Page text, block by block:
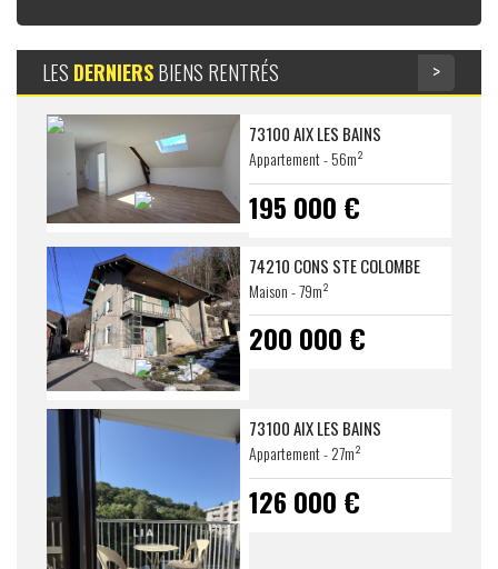
LES DERNIERSBIENS RENTRÉS >
73100 AIX LES BAINS
Appartement - 56m²
195 000 €
74210 CONS STE COLOMBE
Maison - 79m²
200 000 €
73100 AIX LES BAINS
Appartement - 27m²
126 000 €